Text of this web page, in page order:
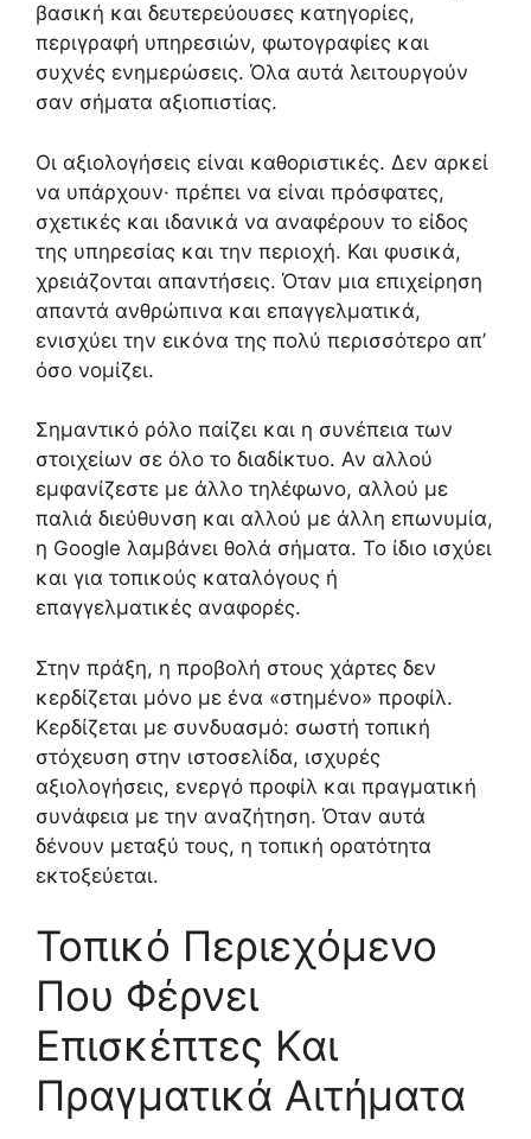
βασική και δευτερεύουσες κατηγορίες,
περιγραφή υπηρεσιών, φωτογραφίες και
συχνές ενημερώσεις. Όλα αυτά λειτουργούν
σαν σήματα αξιοπιστίας.
Οι αξιολογήσεις είναι καθοριστικές. Δεν αρκεί
να υπάρχουν· πρέπει να είναι πρόσφατες,
σχετικές και ιδανικά να αναφέρουν το είδος
της υπηρεσίας και την περιοχή. Και φυσικά,
χρειάζονται απαντήσεις. Όταν μια επιχείρηση
απαντά ανθρώπινα και επαγγελματικά,
ενισχύει την εικόνα της πολύ περισσότερο απ’
όσο νομίζει.
Σημαντικό ρόλο παίζει και η συνέπεια των
στοιχείων σε όλο το διαδίκτυο. Αν αλλού
εμφανίζεστε με άλλο τηλέφωνο, αλλού με
παλιά διεύθυνση και αλλού με άλλη επωνυμία,
η Google λαμβάνει θολά σήματα. Το ίδιο ισχύει
και για τοπικούς καταλόγους ή
επαγγελματικές αναφορές.
Στην πράξη, η προβολή στους χάρτες δεν
κερδίζεται μόνο με ένα «στημένο» προφίλ.
Κερδίζεται με συνδυασμό: σωστή τοπική
στόχευση στην ιστοσελίδα, ισχυρές
αξιολογήσεις, ενεργό προφίλ και πραγματική
συνάφεια με την αναζήτηση. Όταν αυτά
δένουν μεταξύ τους, η τοπική ορατότητα
εκτοξεύεται.
Τοπικό Περιεχόμενο
Που Φέρνει
Επισκέπτες Και
Πραγματικά Αιτήματα